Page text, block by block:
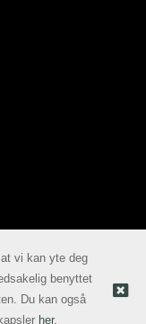
av Kréatif
vi kan yte deg
benyttet
Du kan også
her.